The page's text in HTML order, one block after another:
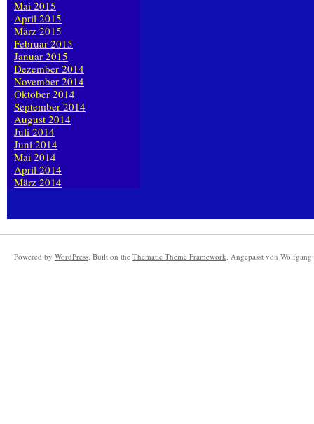
Mai 2015
April 2015
März 2015
Februar 2015
Januar 2015
Dezember 2014
November 2014
Oktober 2014
September 2014
August 2014
Juli 2014
Juni 2014
Mai 2014
April 2014
März 2014
Powered by WordPress. Built on the Thematic Theme Framework. Angepasst von